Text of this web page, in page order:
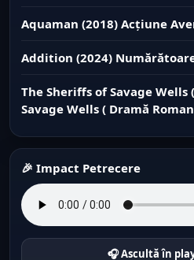
Aquaman (2018) Acțiune
Addition (2024)
The Sheriffs of Savage Wells
Savage Wells ( Dramă
🎉 Impact Petrecere
🎧 Ascultă în